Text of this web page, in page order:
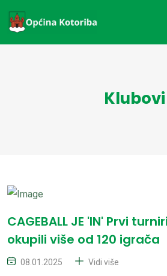
Klubovi
CAGEBALL JE 'IN' Prvi
okupili više od 120 igrača
08.01.2025 Vidi više